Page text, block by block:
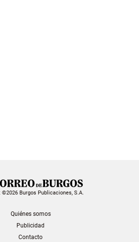
©2026 Burgos Publicaciones, S.A.
Quiénes somos
Publicidad
Contacto